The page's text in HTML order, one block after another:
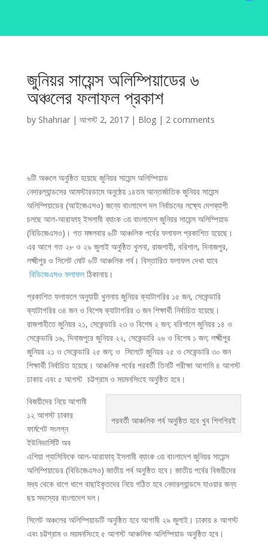
জুনিয়র সায়েন্স অলিম্পিয়াডের ৬
অঞ্চলের ফলাফল প্রকাশ
by Shahriar| আগস্ট 2, 2017| Blog| 2 comments
৬টি অঞ্চলে অনুষ্ঠিত হয়েছে জুনিয়র সায়েন্স অলিম্পিয়াড
নেদারল্যান্ডসের আমস্টারডামে অনুষ্ঠেয় ১৪তম আন্তর্জাতিক জুনিয়র সায়েন্স
অলিম্পিয়াডের (আইজেএসও) জন্যে বাংলাদেশ দল নির্বাচনের লক্ষ্যে দেশব্যাপী
চলছে আল-আরাফাহ্ ইসলামী ব্যাংক ৩য় বাংলাদেশ জুনিয়র সায়েন্স অলিম্পিয়াড
(বিডিজেএসও)। গত মঙ্গলবার ৬টি আঞ্চলিক পর্বের ফলাফল প্রকাশিত হয়েছে।
এর আগে গত ২৮ ও ২৯ জুলাই অনুষ্ঠিত খুলনা, রাজশাহী, বরিশাল, দিনাজপুর,
লক্ষ্মীপুর ও সিলেট মোট ৬টি আঞ্চলিক পর্ব। বিস্তারিত ফলাফল দেখা যাবে
বিডিজেএসও ফলাফলঠিকানায়।
প্রকাশিত ফলাফলে অনুযায়ী খুলনায় জুনিয়র ক্যাটাগরির ১৫ জন, সেকেন্ডারি
ক্যাটাগরির ৩৪ জন ও বিশেষ ক্যাটাগরির ৩ জন শিক্ষার্থী নির্বাচিত হয়েছে।
রাজশাহীতে জুনিয়র ২১, সেকেন্ডারি ২৩ ও বিশেষ ২ জন; বরিশালে জুনিয়র ১৪ ও
সেকেন্ডারি ১৬, দিনাজপুরে জুনিয়র ২২, সেকেন্ডারি ২৬ ও বিশেষ ১ জন; লক্ষ্মীপুর
জুনিয়র ২১ ও সেকেন্ডারি ২৫ জন; ও সিলেটে জুনিয়র ২৫ ও সেকেন্ডারি ৩০ জন
শিক্ষার্থী নির্বাচিত হয়েছে। আঞ্চলিক পর্বের পরবর্তী তিনটি পরীক্ষা আগামি ৪ আগস্ট
ঢাকায় এবং ৫ আগস্ট চট্টগ্রাম ও ময়মনসিংহে অনুষ্ঠিত হবে।
পরবর্তী আঞ্চলিক পর্ব অনুষ্ঠিত হবে খুব শিগগিরই
বিজয়ীদের নিয়ে আগামী
১২ আগস্ট ঢাকার
ফার্মগেট সংলগ্ন
ইউনিভার্সিটি অব
এশিয়া প্যাসিফিকে আল-আরাফাহ্ ইসলামী ব্যাংক ৩য় বাংলাদেশ জুনিয়র সায়েন্স
অলিম্পিয়াডের (বিডিজেএসও) জাতীয় পর্ব অনুষ্ঠিত হবে। জাতীয় পর্বের বিজয়ীদের
মধ্য থেকে ধাপে ধাপে বাছাইকৃতদের নিয়ে গঠিত হবে নেদারল্যান্ডসে যাওয়ার জন্য
ছয় সদস্যের বাংলাদেশ দল।
সিলেট অঞ্চলের অলিম্পিয়াডটি অনুষ্ঠিত হবে আগামী ২৯ জুলাই। ঢাকায় ৪ আগস্ট
এবং চট্টগ্রাম ও ময়মনসিংহে ৫ আগস্ট আঞ্চলিক অলিম্পিয়াড অনুষ্ঠিত হবে।